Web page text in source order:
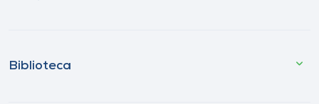
Biblioteca